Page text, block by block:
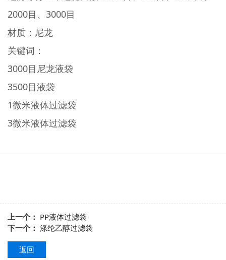
2000目、3000目
材质：尼龙
关键词：
3000目尼龙液袋
3500目液袋
1微米液体过滤袋
3微米液体过滤袋
上一个： PP液体过滤袋
下一个：涤纶乙醇过滤袋
返回